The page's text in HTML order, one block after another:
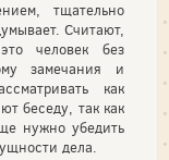
тщательно
Считают,
человек без
замечания и
как
беседу, так как
нужно убедить
дела.